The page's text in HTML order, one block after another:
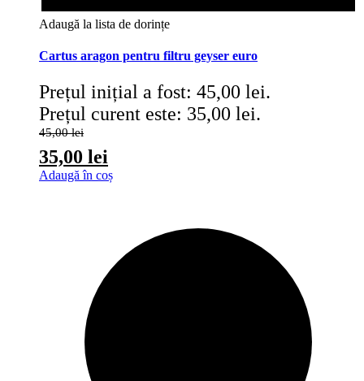
Adaugă la lista de dorințe
Cartus aragon pentru filtru geyser euro
45,00lei
Prețul inițial a fost: 45,00 lei.
35,00 lei
Prețul curent este: 35,00 lei.
Adaugă în coș